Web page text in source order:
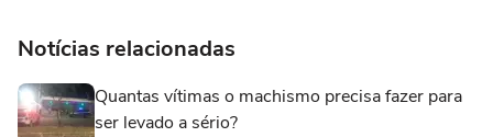
Notícias relacionadas
Quantas vítimas o machismo precisa fazer para
ser levado a sério?